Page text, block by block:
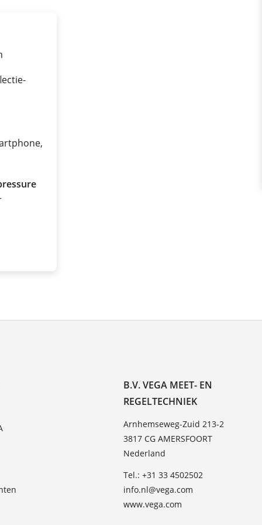
B.V. VEGA MEET- EN
REGELTECHNIEK
Arnhemseweg-Zuid 213-2
3817 CG AMERSFOORT
Nederland
Tel.: +31 33 4502502
info.nl@vega.com
www.vega.com